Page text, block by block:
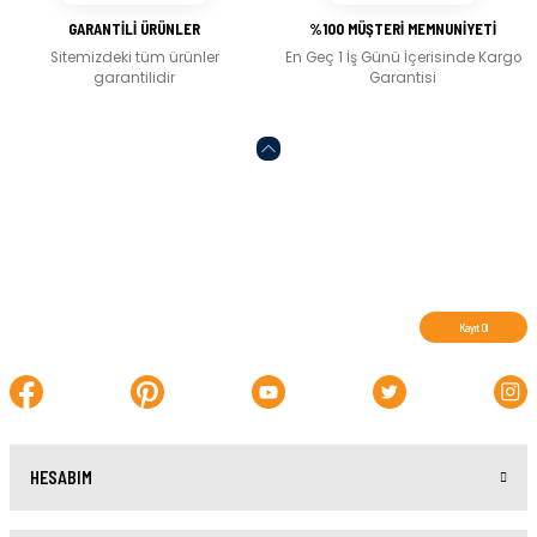
GARANTİLİ ÜRÜNLER
Sitemizdeki tüm ürünler
garantilidir
%100 MÜŞTERİ MEMNUNİYETİ
En Geç 1 İş Günü İçerisinde Kargo
Garantisi
Kayıt Ol
HESABIM